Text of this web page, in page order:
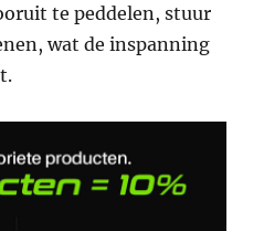
te peddelen, stuur
wat de inspanning